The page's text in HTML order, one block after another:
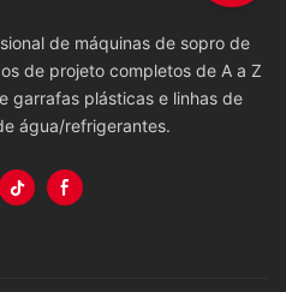
de máquinas de sopro de
de projeto completos de A a Z
garrafas plásticas e linhas de
água/refrigerantes.